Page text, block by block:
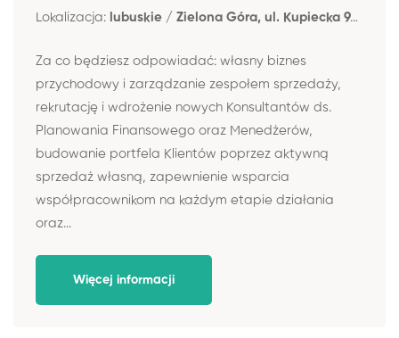
Lokalizacja: lubuskie / Zielona Góra, ul. Kupiecka 93 lok. 6
Za co będziesz odpowiadać: własny biznes
przychodowy i zarządzanie zespołem sprzedaży,
rekrutację i wdrożenie nowych Konsultantów ds.
Planowania Finansowego oraz Menedżerów,
budowanie portfela Klientów poprzez aktywną
sprzedaż własną, zapewnienie wsparcia
współpracownikom na każdym etapie działania
oraz...
Więcej informacji